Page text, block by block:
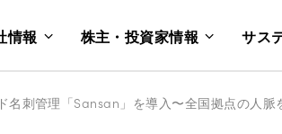
情報 株主・投資家情報 サス